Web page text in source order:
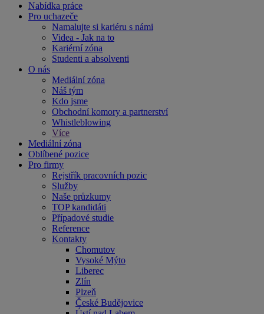
Nabídka práce
Pro uchazeče
Namalujte si kariéru s námi
Videa - Jak na to
Kariérní zóna
Studenti a absolventi
O nás
Mediální zóna
Náš tým
Kdo jsme
Obchodní komory a partnerství
Whistleblowing
Více
Mediální zóna
Oblíbené pozice
Pro firmy
Rejstřík pracovních pozic
Služby
Naše průzkumy
TOP kandidáti
Případové studie
Reference
Kontakty
Chomutov
Vysoké Mýto
Liberec
Zlín
Plzeň
České Budějovice